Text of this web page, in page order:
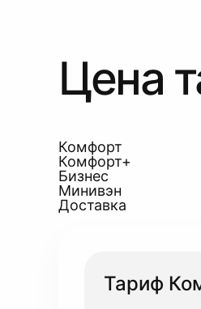
Цена
Комфорт
Комфорт+
Бизнес
Минивэн
Доставка
Тариф